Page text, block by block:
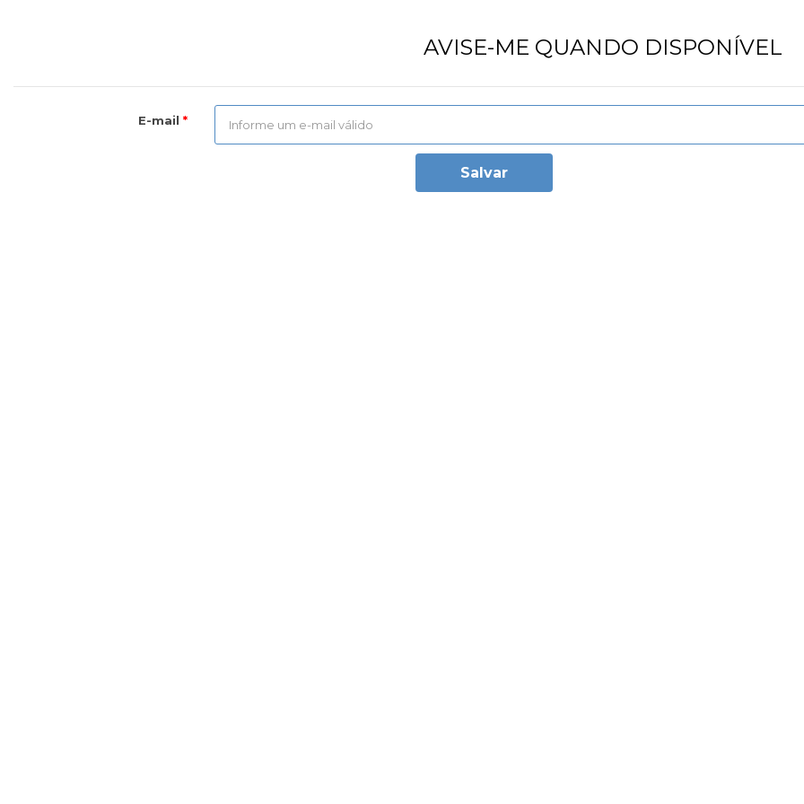
AVISE-ME QUANDO DISPONÍVEL
E-mail
Salvar